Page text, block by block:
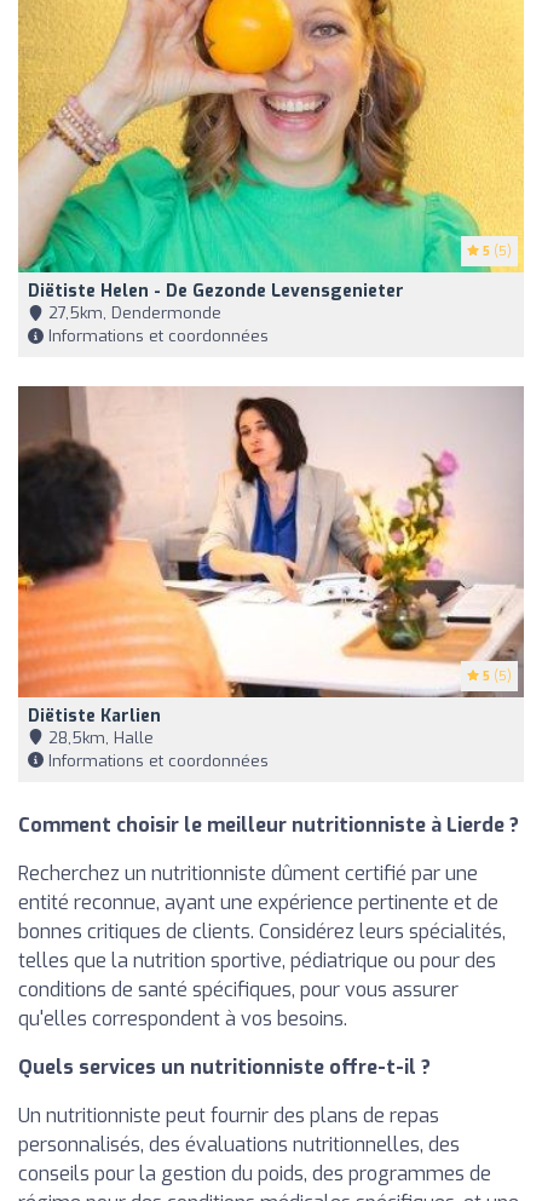
5 (5)
Diëtiste Helen - De Gezonde Levensgenieter
27,5km, Dendermonde
Informations et coordonnées
5 (5)
Diëtiste Karlien
28,5km, Halle
Informations et coordonnées
Comment choisir le meilleur nutritionniste à Lierde ?
Recherchez un nutritionniste dûment certifié par une
entité reconnue, ayant une expérience pertinente et de
bonnes critiques de clients. Considérez leurs spécialités,
telles que la nutrition sportive, pédiatrique ou pour des
conditions de santé spécifiques, pour vous assurer
qu'elles correspondent à vos besoins.
Quels services un nutritionniste offre-t-il ?
Un nutritionniste peut fournir des plans de repas
personnalisés, des évaluations nutritionnelles, des
conseils pour la gestion du poids, des programmes de